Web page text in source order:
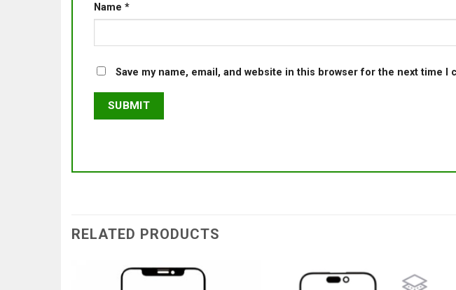
Name *
Save my name, email, and website in this browser for the next time I
RELATED PRODUCTS